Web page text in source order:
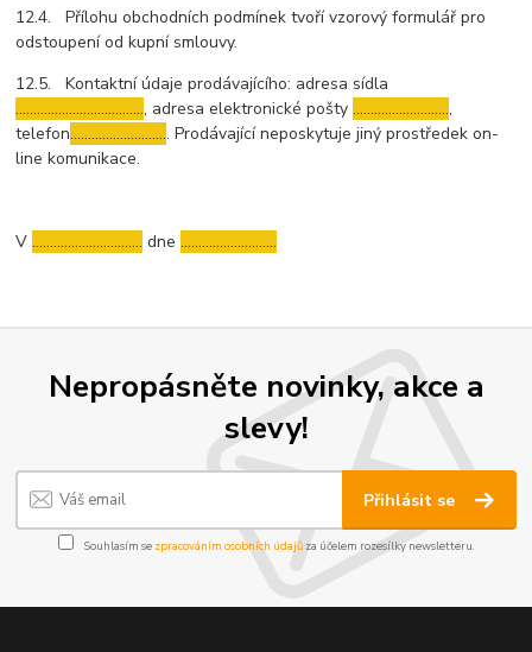
12.4. Přílohu obchodních podmínek tvoří vzorový formulář pro
odstoupení od kupní smlouvy.
12.5. Kontaktní údaje prodávajícího: adresa sídla
………………………………, adresa elektronické pošty………………………,
telefon………………………. Prodávající neposkytuje jiný prostředek on-
line komunikace.
V………………....……… dne………………………
Nepropásněte novinky, akce a
slevy!
Přihlásit se
Souhlasím se zpracováním osobních údajůza účelem rozesílky newsletteru.